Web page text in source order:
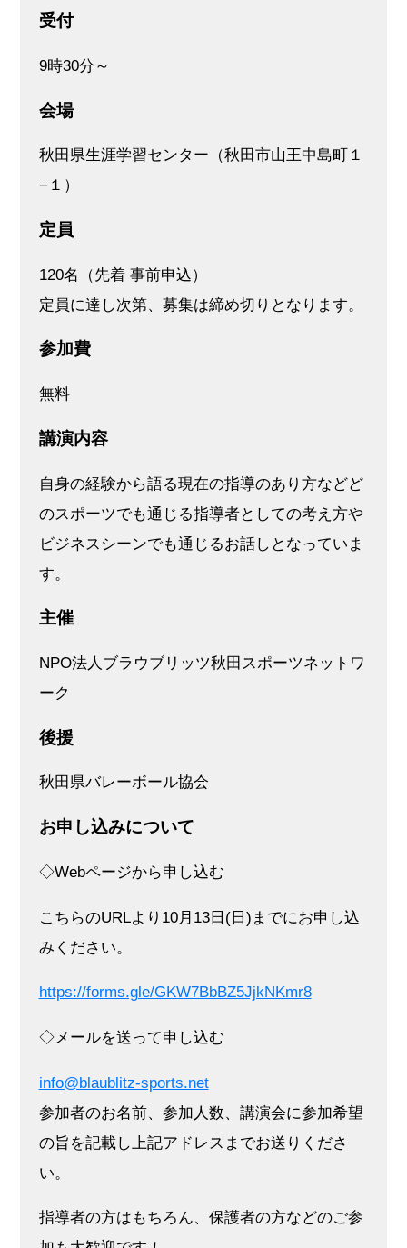
受付
9時30分～
会場
秋田県生涯学習センター（秋田市山王中島町１
−１）
定員
120名（先着 事前申込）
定員に達し次第、募集は締め切りとなります。
参加費
無料
講演内容
自身の経験から語る現在の指導のあり方などど
のスポーツでも通じる指導者としての考え方や
ビジネスシーンでも通じるお話しとなっていま
す。
主催
NPO法人ブラウブリッツ秋田スポーツネットワ
ーク
後援
秋田県バレーボール協会
お申し込みについて
◇Webページから申し込む
こちらのURLより10月13日(日)までにお申し込
みください。
https://forms.gle/GKW7BbBZ5JjkNKmr8
◇メールを送って申し込む
info@blaublitz-sports.net
参加者のお名前、参加人数、講演会に参加希望
の旨を記載し上記アドレスまでお送りくださ
い。
指導者の方はもちろん、保護者の方などのご参